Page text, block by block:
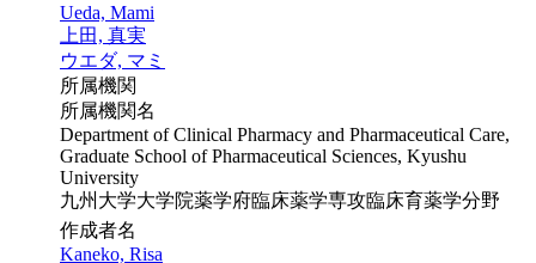
Ueda, Mami
上田, 真実
ウエダ, マミ
所属機関
所属機関名
Department of Clinical Pharmacy and Pharmaceutical Care,
Graduate School of Pharmaceutical Sciences, Kyushu
University
九州大学大学院薬学府臨床薬学専攻臨床育薬学分野
作成者名
Kaneko, Risa